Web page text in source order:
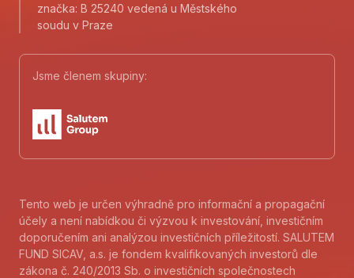
značka: B 25240 vedená u Městského
soudu v Praze
Jsme členem skupiny:
Tento web je určen výhradně pro informační a propagační
účely a není nabídkou či výzvou k investování, investičním
doporučením ani analýzou investičních příležitostí. SALUTEM
FUND SICAV, a.s. je fondem kvalifikovaných investorů dle
zákona č. 240/2013 Sb. o investičních společnostech